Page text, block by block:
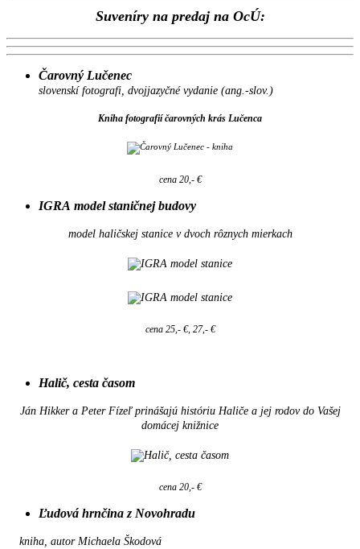
Suveníry na predaj na OcÚ:
Čarovný Lučenec
slovenskí fotografi, dvojjazyčné vydanie (ang.-slov.)
Kniha fotografií čarovných krás Lučenca
cena 20,- €
IGRA model staničnej budovy
model haličskej stanice v dvoch rôznych mierkach
cena 25,- €, 27,- €
Halič, cesta časom
Ján Hikker a Peter Fízeľ prinášajú históriu Haliče a jej rodov do Vašej
domácej knižnice
cena 20,- €
Ľudová hrnčina z Novohradu
kniha, autor Michaela Škodová